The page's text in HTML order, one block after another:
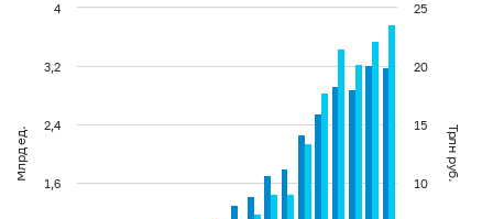
Млрд ед. Трлн руб.
1,6
2,4
3,2
4
10
15
20
25